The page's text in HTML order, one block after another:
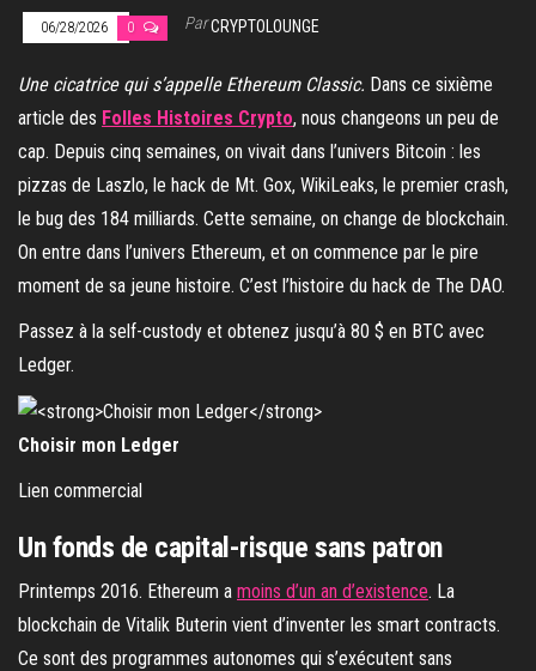
06/28/2026 0 ParCRYPTOLOUNGE
Une cicatrice qui s’appelle Ethereum Classic. Dans ce sixième
article des Folles Histoires Crypto, nous changeons un peu de
cap. Depuis cinq semaines, on vivait dans l’univers Bitcoin : les
pizzas de Laszlo, le hack de Mt. Gox, WikiLeaks, le premier crash,
le bug des 184 milliards. Cette semaine, on change de blockchain.
On entre dans l’univers Ethereum, et on commence par le pire
moment de sa jeune histoire. C’est l’histoire du hack de The DAO.
Passez à la self-custody et obtenez jusqu’à 80 $ en BTC avec
Ledger.
Choisir mon Ledger
Lien commercial
Un fonds de capital-risque sans patron
Printemps 2016. Ethereum a moins d’un an d’existence. La
blockchain de Vitalik Buterin vient d’inventer les smart contracts.
Ce sont des programmes autonomes qui s’exécutent sans